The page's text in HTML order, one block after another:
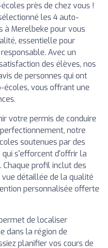
près de chez vous !
les 4 auto-
à Merelbeke pour vous
essentielle pour
Avec un
des élèves, nos
de personnes qui ont
écoles, vous offrant une
votre permis de conduire
notre
soutenues par des
s'efforcent d'offrir la
profil inclut des
détaillée de la qualité
personnalisée offerte
de localiser
dans la région de
planifier vos cours de